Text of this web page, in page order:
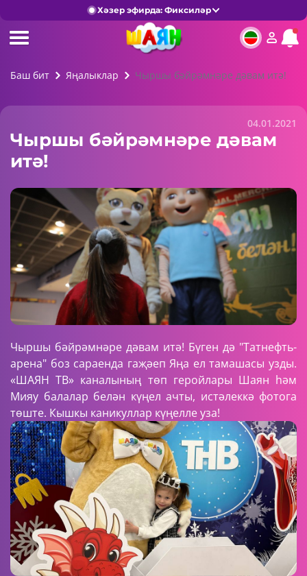
Хәзер эфирда: Фиксиләр
Баш бит Яңалыклар Чыршы бәйрәмнәре дәвам итә!
04.01.2021
Чыршы бәйрәмнәре дәвам
итә!
Чыршы бәйрәмнәре дәвам итә! Бүген дә "Татнефть-
арена" боз сараенда гаҗәеп Яңа ел тамашасы узды.
«ШАЯН ТВ» каналының төп геройлары Шаян һәм
Мияу балалар белән күңел ачты, истәлеккә фотога
төште. Кышкы каникуллар күңелле уза!